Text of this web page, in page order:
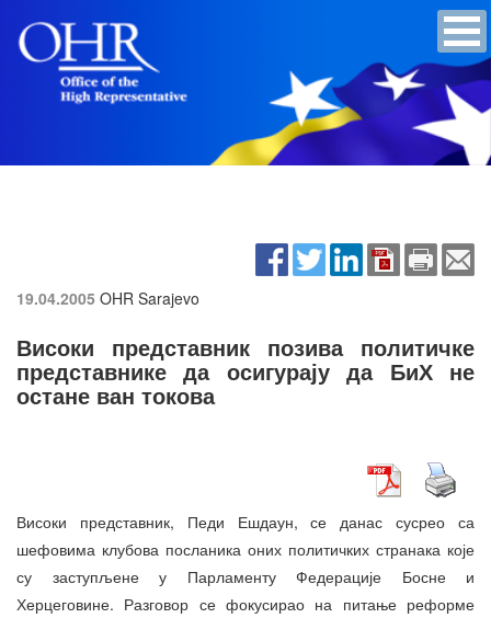
19.04.2005 OHR Sarajevo
Високи представник позива политичке
представнике да осигурају да БиХ не
остане ван токова
Високи представник, Педи Ешдаун, се данас сусрео са
шефовима клубова посланика оних политичких странака које
су заступљене у Парламенту Федерације Босне и
Херцеговине. Разговор се фокусирао на питање реформе